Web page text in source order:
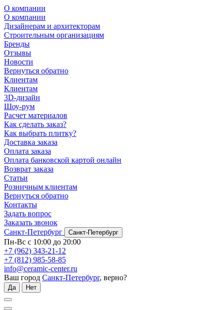
О компании
О компании
Дизайнерам и архитекторам
Строительным организациям
Бренды
Отзывы
Новости
Вернуться обратно
Клиентам
Клиентам
3D-дизайн
Шоу-рум
Расчет материалов
Как сделать заказ?
Как выбрать плитку?
Доставка заказа
Оплата заказа
Оплата банковской картой онлайн
Возврат заказа
Статьи
Розничным клиентам
Вернуться обратно
Контакты
Задать вопрос
Заказать звонок
Санкт-Петербург
Санкт-Петербург
Пн-Вс с 10:00 до 20:00
+7 (962) 343-21-12
+7 (812) 985-58-85
info@ceramic-center.ru
Ваш город Санкт-Петербург, верно?
Да Нет